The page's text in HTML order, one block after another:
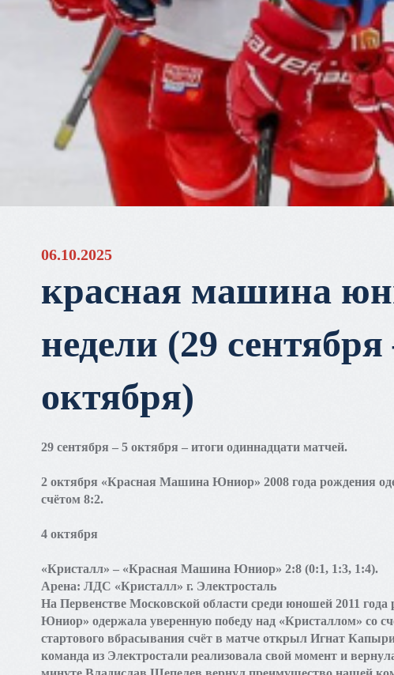
06.10.2025
красная машина
недели (29 сентября
октября)
29 сентября – 5 октября – итоги одиннадцати матчей.
2 октября «Красная Машина Юниор» 2008 года рождения
счётом 8:2.
4 октября
«Кристалл» – «Красная Машина Юниор» 2:8 (0:1, 1:3, 1:4).
Арена: ЛДС «Кристалл» г. Электросталь
На Первенстве Московской области среди юношей 2011
Юниор» одержала уверенную победу над «Кристаллом» со
стартового вбрасывания счёт в матче открыл Игнат
команда из Электростали реализовала свой момент и